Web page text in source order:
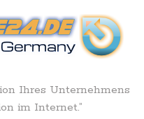
Ihres Unternehmens
im Internet.”